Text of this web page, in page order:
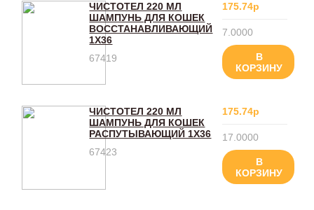
ЧИСТОТЕЛ 220 МЛ
ШАМПУНЬ ДЛЯ КОШЕК
ВОССТАНАВЛИВАЮЩИЙ
1Х36
67419
175.74р
7.0000
В
КОРЗИНУ
ЧИСТОТЕЛ 220 МЛ
ШАМПУНЬ ДЛЯ КОШЕК
РАСПУТЫВАЮЩИЙ 1Х36
67423
175.74р
17.0000
В
КОРЗИНУ